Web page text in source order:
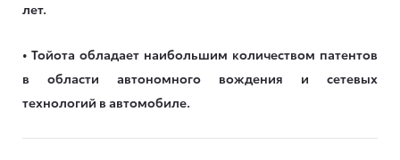
лет.
• Тойота обладает наибольшим количеством патентов
в области автономного вождения и сетевых
технологий в автомобиле.